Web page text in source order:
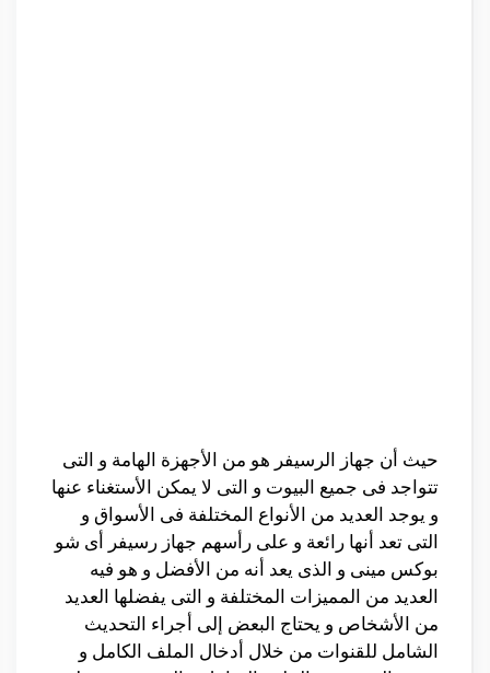
حيث أن جهاز الرسيفر هو من الأجهزة الهامة و التى
تتواجد فى جميع البيوت و التى لا يمكن الأستغناء عنها
و يوجد العديد من الأنواع المختلفة فى الأسواق و
التى تعد أنها رائعة و على رأسهم جهاز رسيفر أى شو
بوكس مينى و الذى يعد أنه من الأفضل و هو فيه
العديد من المميزات المختلفة و التى يفضلها العديد
من الأشخاص و يحتاج البعض إلى أجراء التحديث
الشامل للقنوات من خلال أدخال الملف الكامل و